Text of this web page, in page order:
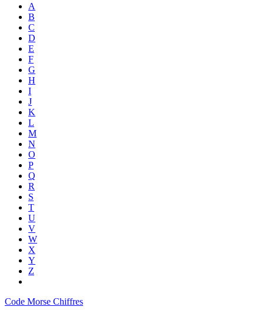
A
B
C
D
E
F
G
H
I
J
K
L
M
N
O
P
Q
R
S
T
U
V
W
X
Y
Z
Code Morse Chiffres